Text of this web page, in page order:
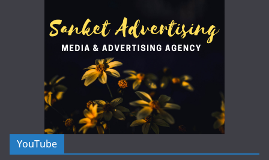
YouTube